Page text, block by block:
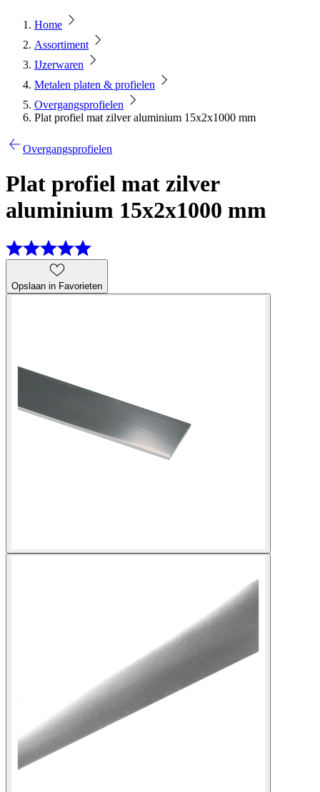
Home
Assortiment
IJzerwaren
Metalen platen & profielen
Overgangsprofielen
Plat profiel mat zilver aluminium 15x2x1000 mm
Overgangsprofielen
Plat profiel mat zilver
aluminium 15x2x1000 mm
Opslaan in Favorieten